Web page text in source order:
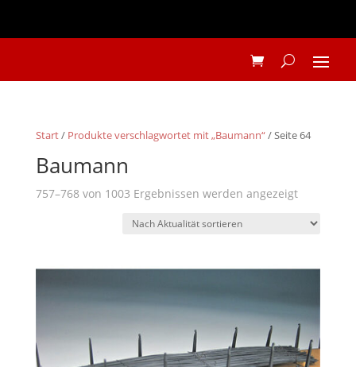
Start/ Produkte verschlagwortet mit „Baumann“/ Seite 64
Baumann
757–768 von 1003 Ergebnissen werden angezeigtNach
sortiert